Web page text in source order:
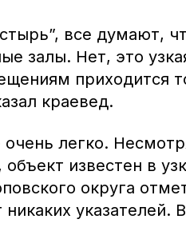
все думают,
залы. Нет, это
приходится
краевед.
легко.
известен в
округа
никаких указателей.